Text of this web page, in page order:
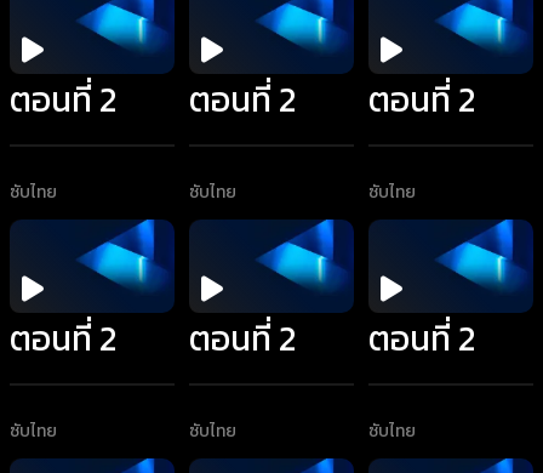
ตอนที่ 2
ซับไทย
ตอนที่ 2
ซับไทย
ตอนที่ 2
ซับไทย
ตอนที่ 2
ซับไทย
ตอนที่ 2
ซับไทย
ตอนที่ 2
ซับไทย